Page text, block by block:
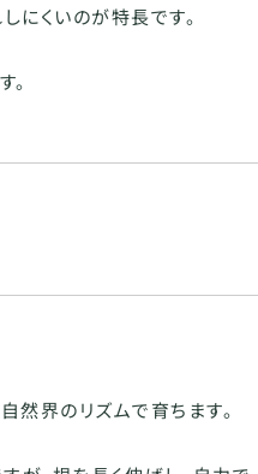
にくいのが特長です。
。
界のリズムで育ちます。